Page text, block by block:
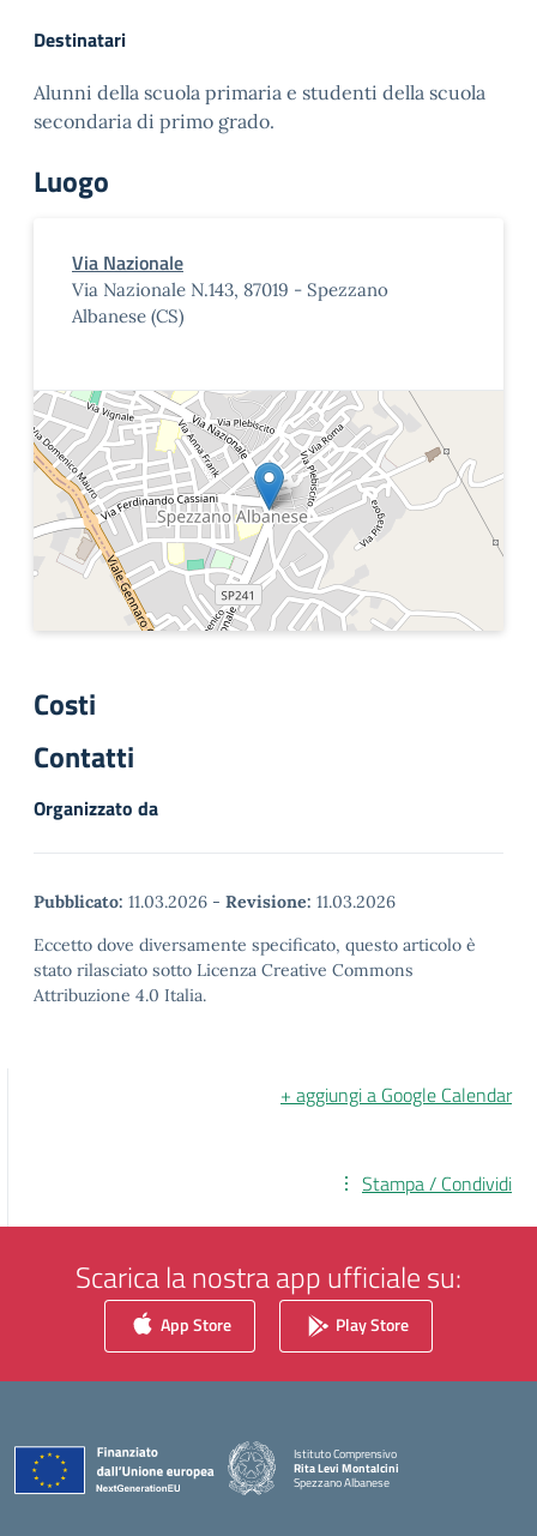
Destinatari
Alunni della scuola primaria e studenti della scuola
secondaria di primo grado.
Luogo
Via Nazionale
Via Nazionale N.143, 87019 - Spezzano
Albanese (CS)
Costi
Contatti
Organizzato da
Pubblicato: 11.03.2026 - Revisione: 11.03.2026
Eccetto dove diversamente specificato, questo articolo è
stato rilasciato sotto Licenza Creative Commons
Attribuzione 4.0 Italia.
+ aggiungi a Google Calendar
Stampa / Condividi
Scarica la nostra app ufficiale su:
App Store Play Store
Istituto Comprensivo
Rita Levi Montalcini
Spezzano Albanese
— Visita la pagina iniziale della scuola